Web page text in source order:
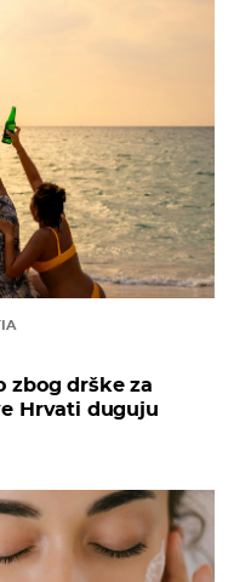
zbog drške za
Hrvati duguju